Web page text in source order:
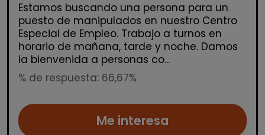
Estamos buscando una persona para un
puesto de manipulados en nuestro Centro
Especial de Empleo. Trabajo a turnos en
horario de mañana, tarde y noche. Damos
la bienvenida a personas co...
% de respuesta: 66,67%
Me interesa